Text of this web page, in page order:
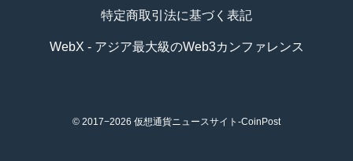
特定商取引法に基づく表記
WebX - アジア最大級のWeb3カンファレンス
© 2017−2026 仮想通貨ニュースサイト-CoinPost